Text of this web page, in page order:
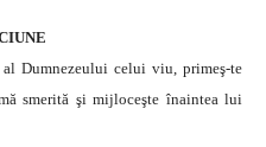
Dumnezeului celui viu, primeş-te
smerită şi mijloceşte înaintea lui